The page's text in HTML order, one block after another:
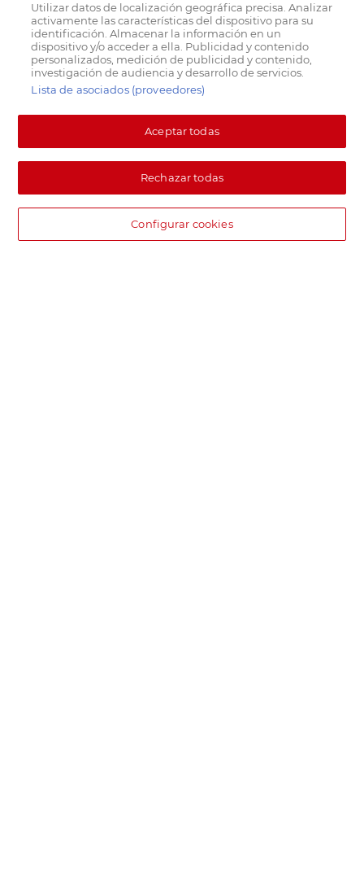
Utilizar datos de localización geográfica precisa. Analizar
activamente las características del dispositivo para su
identificación. Almacenar la información en un
dispositivo y/o acceder a ella. Publicidad y contenido
personalizados, medición de publicidad y contenido,
investigación de audiencia y desarrollo de servicios.
Lista de asociados (proveedores)
Aceptar todas
Rechazar todas
Configurar cookies